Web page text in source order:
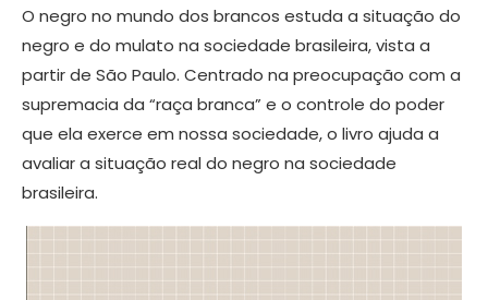
O negro no mundo dos brancos estuda a situação do
negro e do mulato na sociedade brasileira, vista a
partir de São Paulo. Centrado na preocupação com a
supremacia da “raça branca” e o controle do poder
que ela exerce em nossa sociedade, o livro ajuda a
avaliar a situação real do negro na sociedade
brasileira.